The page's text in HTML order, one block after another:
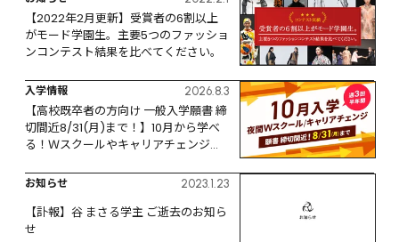
【2022年2月更新】受賞者の6割以上
がモード学園生。主要5つのファッショ
ンコンテスト結果を比べてください。
入学情報 2026.8.3
【高校既卒者の方向け 一般入学願書 締
切間近8/31(月)まで！】10月から学べ
る！Ｗスクールやキャリアチェンジな
お知らせ 2023.1.23
【訃報】谷 まさる学主 ご逝去のお知ら
せ